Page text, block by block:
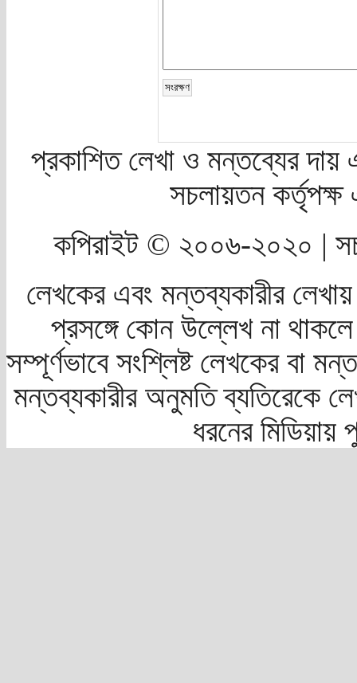
প্রকাশিত লেখা ও মন্তব্যের দায়
সচলায়তন
কপিরাইট © ২০০৬-২০২০ |
লেখকের এবং মন্তব্যকারীর
প্রসঙ্গে কোন উল্লেখ না
সম্পূর্ণভাবে সংশ্লিষ্ট লেখকের বা
মন্তব্যকারীর অনুমতি ব্যতিরেকে
ধরনের মিডিয়ায়